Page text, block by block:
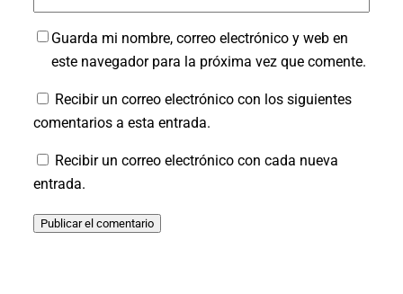
Guarda mi nombre, correo electrónico y web en
este navegador para la próxima vez que comente.
Recibir un correo electrónico con los siguientes
comentarios a esta entrada.
Recibir un correo electrónico con cada nueva
entrada.